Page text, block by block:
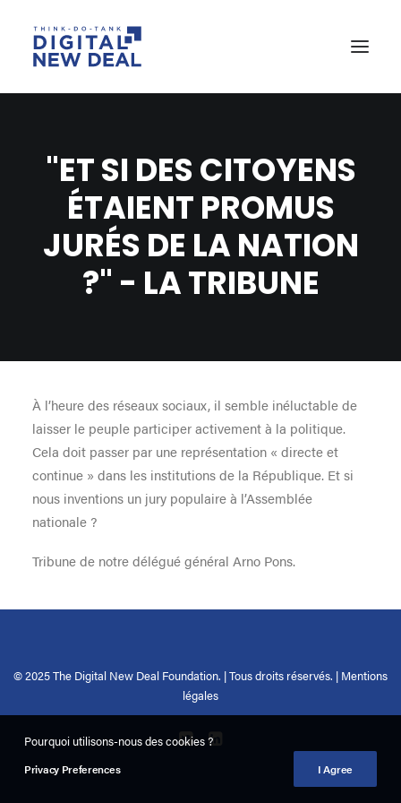
"ET SI DES CITOYENS
ÉTAIENT PROMUS
JURÉS DE LA NATION
?" - LA TRIBUNE
À l’heure des réseaux sociaux, il semble inéluctable de
laisser le peuple participer activement à la politique.
Cela doit passer par une représentation « directe et
continue » dans les institutions de la République. Et si
nous inventions un jury populaire à l’Assemblée
nationale ?
Tribune de notre délégué général Arno Pons.
© 2025 The Digital New Deal Foundation. | Tous droits réservés. | Mentions
légales
Pourquoi utilisons-nous des cookies ?
Privacy Preferences I Agree